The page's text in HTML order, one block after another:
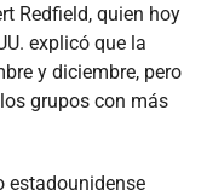
Redfield, quien hoy
explicó que la
y diciembre, pero
grupos con más
estadounidense